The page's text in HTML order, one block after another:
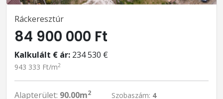
Ráckeresztúr
84 900 000 Ft
Kalkulált € ár: 234 530 €
943 333 Ft/m2
Alapterület: 90.00m2 Szobaszám: 4